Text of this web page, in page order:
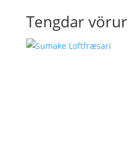
Tengdar vörur